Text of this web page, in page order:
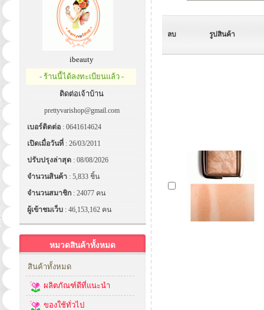
ibeauty
- ร้านนี้ได้ลงทะเบียนแล้ว -
ติดต่อเจ้าบ้าน
prettyvarishop@gmail.com
เบอร์ติดต่อ : 0641614624
เปิดเมื่อวันที่ : 26/03/2011
ปรับปรุงล่าสุด : 08/08/2026
จำนวนสินค้า : 5,833 ชิ้น
จำนวนสมาชิก : 24077 คน
ผู้เข้าชมเว็บ : 46,153,162 คน
หมวดสินค้าทั้งหมด
สินค้าทั้งหมด
ผลิตภัณฑ์ดีที่แนะนำ
ของใช้ทั่วไป
ลบ รูปสินค้า